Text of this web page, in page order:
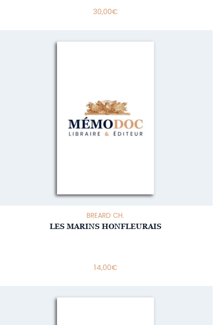
30,00€
BREARD CH.
LES MARINS HONFLEURAIS
14,00€